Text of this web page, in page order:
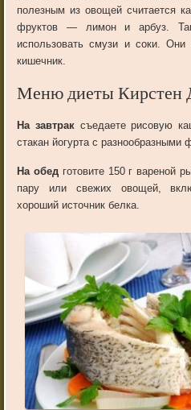
полезным из овощей считается
фруктов — лимон и арбуз.
использоватьсмузи и соки. Они
кишечник.
Меню диеты Кирстен
На завтраксъедаете рисовую
стакан йогурта с разнообразными
На обед готовите 150 г вареной
пару или свежих овощей,
хороший источник белка.